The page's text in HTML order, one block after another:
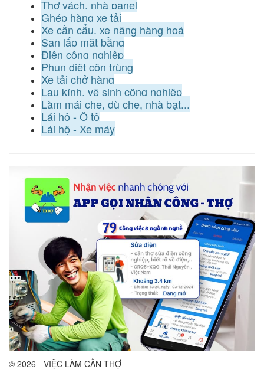
Thợ vách, nhà panel
Ghép hàng xe tải
Xe cần cẩu, xe nâng hàng hoá
San lấp mặt bằng
Điện công nghiệp
Phun diệt côn trùng
Xe tải chở hàng
Lau kính, vệ sinh công nghiệp
Làm mái che, dù che, nhà bạt...
Lái hộ - Ô tô
Lái hộ - Xe máy
© 2026 - VIỆC LÀM CẦN THỢ